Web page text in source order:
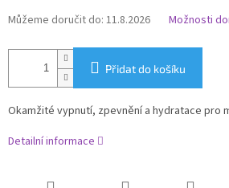
Můžeme doručit do: 11.8.2026 Možnosti
Přidat do košíku
Okamžité vypnutí, zpevnění a hydratace pro
Detailní informace